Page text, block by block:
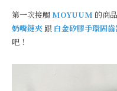
第一次接觸MOYUUM 的商
奶嘴鏈夾 跟 白金矽膠手環固
吧！